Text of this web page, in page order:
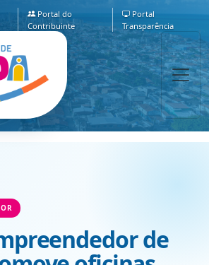
Portal do
Contribuinte
Portal
Transparência
de